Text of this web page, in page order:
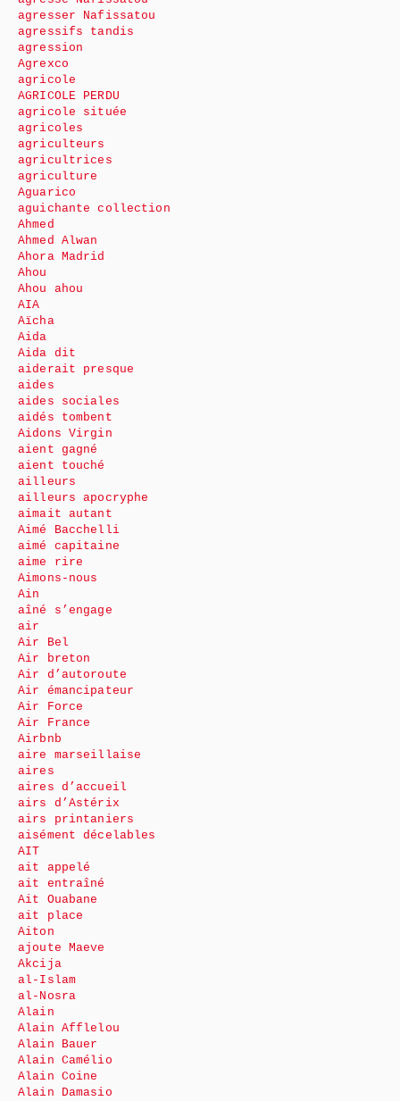
agresser Nafissatou
agressifs tandis
agression
Agrexco
agricole
AGRICOLE PERDU
agricole située
agricoles
agriculteurs
agricultrices
agriculture
Aguarico
aguichante collection
Ahmed
Ahmed Alwan
Ahora Madrid
Ahou
Ahou ahou
AIA
Aïcha
Aida
Aida dit
aiderait presque
aides
aides sociales
aidés tombent
Aidons Virgin
aient gagné
aient touché
ailleurs
ailleurs apocryphe
aimait autant
Aimé Bacchelli
aimé capitaine
aime rire
Aimons-nous
Ain
aîné s’engage
air
Air Bel
Air breton
Air d’autoroute
Air émancipateur
Air Force
Air France
Airbnb
aire marseillaise
aires
aires d’accueil
airs d’Astérix
airs printaniers
aisément décelables
AIT
ait appelé
ait entraîné
Ait Ouabane
ait place
Aiton
ajoute Maeve
Akcija
al-Islam
al-Nosra
Alain
Alain Afflelou
Alain Bauer
Alain Camélio
Alain Coine
Alain Damasio